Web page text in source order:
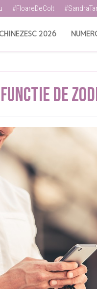
#FloareDeColt
2026
De